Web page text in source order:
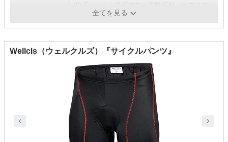
ィット全てを見る
Wellcls（ウェルクルズ）『サイクルパンツ』